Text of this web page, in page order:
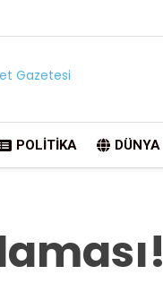
POLITIKA DÜNYA